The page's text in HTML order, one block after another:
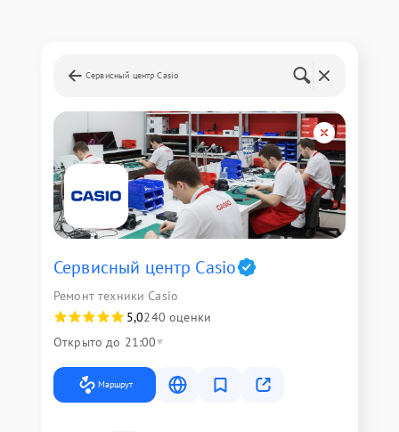
Сервисный центр Casio
Сервисный центр Casio
Ремонт техники Casio
5,0240 оценки
Открыто до 21:00
Маршрут